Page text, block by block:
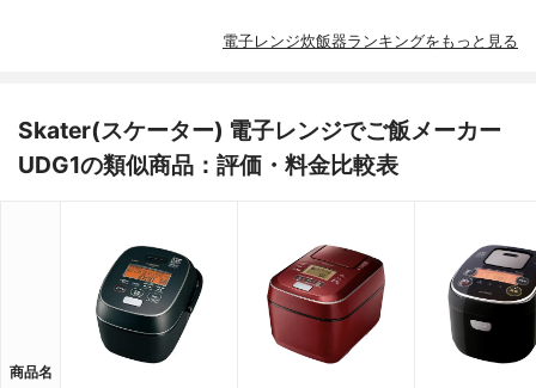
電子レンジ炊飯器ランキングをもっと見る
Skater(スケーター) 電子レンジでご飯メーカー
UDG1の類似商品：評価・料金比較表
商品名